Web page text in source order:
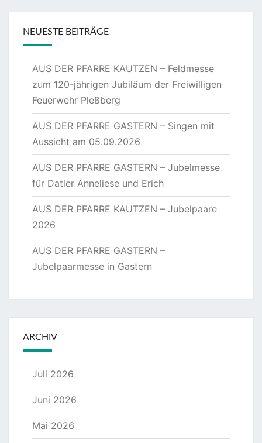
NEUESTE BEITRÄGE
AUS DER PFARRE KAUTZEN – Feldmesse
zum 120-jährigen Jubiläum der Freiwilligen
Feuerwehr Pleßberg
AUS DER PFARRE GASTERN – Singen mit
Aussicht am 05.09.2026
AUS DER PFARRE GASTERN – Jubelmesse
für Datler Anneliese und Erich
AUS DER PFARRE KAUTZEN – Jubelpaare
2026
AUS DER PFARRE GASTERN –
Jubelpaarmesse in Gastern
ARCHIV
Juli 2026
Juni 2026
Mai 2026